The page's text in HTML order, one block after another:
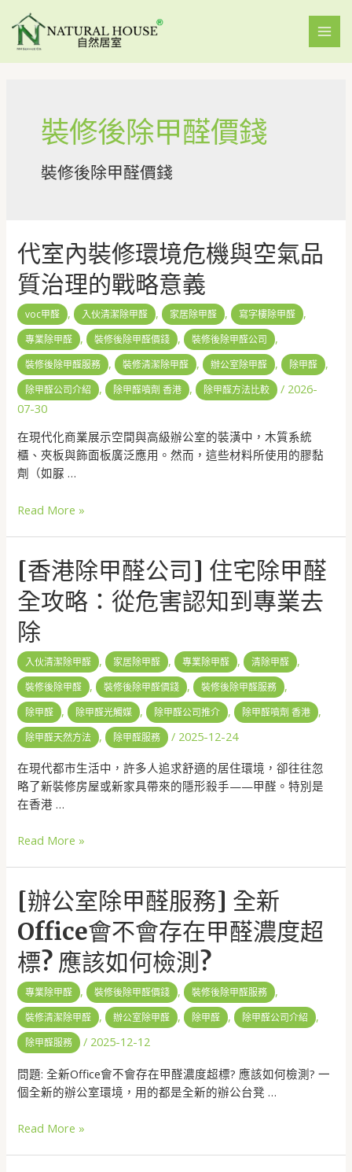
裝修後除甲醛價錢
裝修後除甲醛價錢
代室內裝修環境危機與空氣品
質治理的戰略意義
voc甲醛 , 入伙清潔除甲醛 , 家居除甲醛 , 寫字樓除甲醛 ,
專業除甲醛 , 裝修後除甲醛價錢 , 裝修後除甲醛公司 ,
裝修後除甲醛服務 , 裝修清潔除甲醛 , 辦公室除甲醛 , 除甲醛 ,
除甲醛公司介紹 , 除甲醛噴劑 香港 , 除甲醛方法比較 / 2026-
07-30
在現代化商業展示空間與高級辦公室的裝潢中，木質系統
櫃、夾板與飾面板廣泛應用。然而，這些材料所使用的膠黏
劑（如脲 …
Read More »
[香港除甲醛公司] 住宅除甲醛
全攻略：從危害認知到專業去
除
入伙清潔除甲醛 , 家居除甲醛 , 專業除甲醛 , 清除甲醛 ,
裝修後除甲醛 , 裝修後除甲醛價錢 , 裝修後除甲醛服務 ,
除甲醛 , 除甲醛光觸媒 , 除甲醛公司推介 , 除甲醛噴劑 香港 ,
除甲醛天然方法 , 除甲醛服務 / 2025-12-24
在現代都市生活中，許多人追求舒適的居住環境，卻往往忽
略了新裝修房屋或新家具帶來的隱形殺手——甲醛。特別是
在香港 …
Read More »
[辦公室除甲醛服務] 全新
Office會不會存在甲醛濃度超
標? 應該如何檢測?
專業除甲醛 , 裝修後除甲醛價錢 , 裝修後除甲醛服務 ,
裝修清潔除甲醛 , 辦公室除甲醛 , 除甲醛 , 除甲醛公司介紹 ,
除甲醛服務 / 2025-12-12
問題: 全新Office會不會存在甲醛濃度超標? 應該如何檢測? 一
個全新的辦公室環境，用的都是全新的辦公台凳 …
Read More »